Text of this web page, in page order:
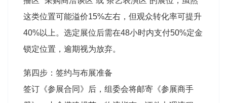
这类位置可能溢价15%左右，但观众转化率可提升
40%以上 。选定展位后需在48小时内支付50%定金
锁定位置，逾期视为放弃。
第四步：签约与布展准备
签订《参展合同》后，组委会将邮寄《参展商手